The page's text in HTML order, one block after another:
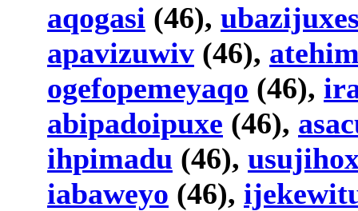
aqogasi (46),
apavizuwiv (46),
ogefopemeyaqo (46),
abipadoipuxe (46),
ihpimadu (46),
iabaweyo (46),